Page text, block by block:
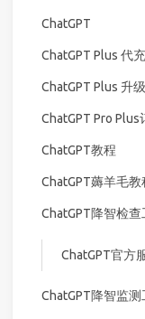
ChatGPT
ChatGPT Plus 代
ChatGPT Plus 升
ChatGPT Pro Plus
ChatGPT教程
ChatGPT薅羊毛教
ChatGPT降智检查
ChatGPT官方
ChatGPT降智监测